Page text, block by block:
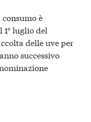
è
luglio del
delle uve per
successivo